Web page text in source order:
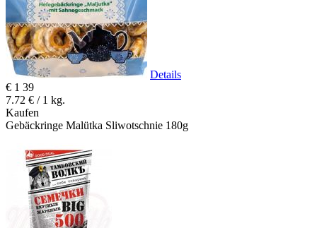
Details
€ 1 39
7.72 € / 1 kg.
Kaufen
Gebäckringe Malütka Sliwotschnie 180g